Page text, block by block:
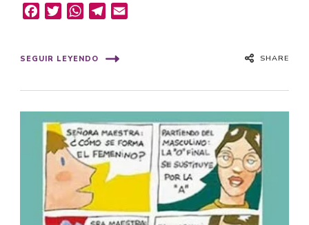
FacebookTwitterWhatsAppTelegram
SEGUIR LEYENDO SHARE